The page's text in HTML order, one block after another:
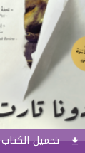
تحميل الكتاب